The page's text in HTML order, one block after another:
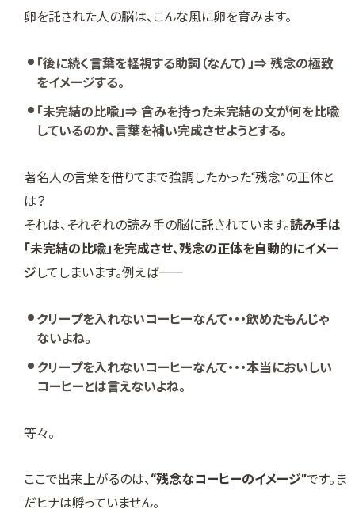
卵を託された人の脳は、こんな風に卵を育みます。
「後に続く言葉を軽視する助詞（なんて）」⇒ 残念の極致
をイメージする。
「未完結の比喩」⇒ 含みを持った未完結の文が何を比喩
しているのか、言葉を補い完成させようとする。
著名人の言葉を借りてまで強調したかった“残念”の正体と
は？
それは、それぞれの読み手の脳に託されています。読み手は
「未完結の比喩」を完成させ、残念の正体を自動的にイメー
ジしてしまいます。例えば――
クリープを入れないコーヒーなんて・・・飲めたもんじゃ
ないよね。
クリープを入れないコーヒーなんて・・・本当においしい
コーヒーとは言えないよね。
等々。
ここで出来上がるのは、“残念なコーヒーのイメージ”です。ま
だヒナは孵っていません。